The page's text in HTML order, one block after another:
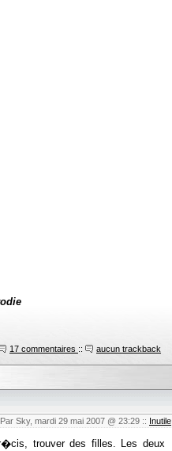
17 commentaires :: aucun trackback
Par Sky, mardi 29 mai 2007 @ 23:29 :: Inutile
trouver des filles. Les deux